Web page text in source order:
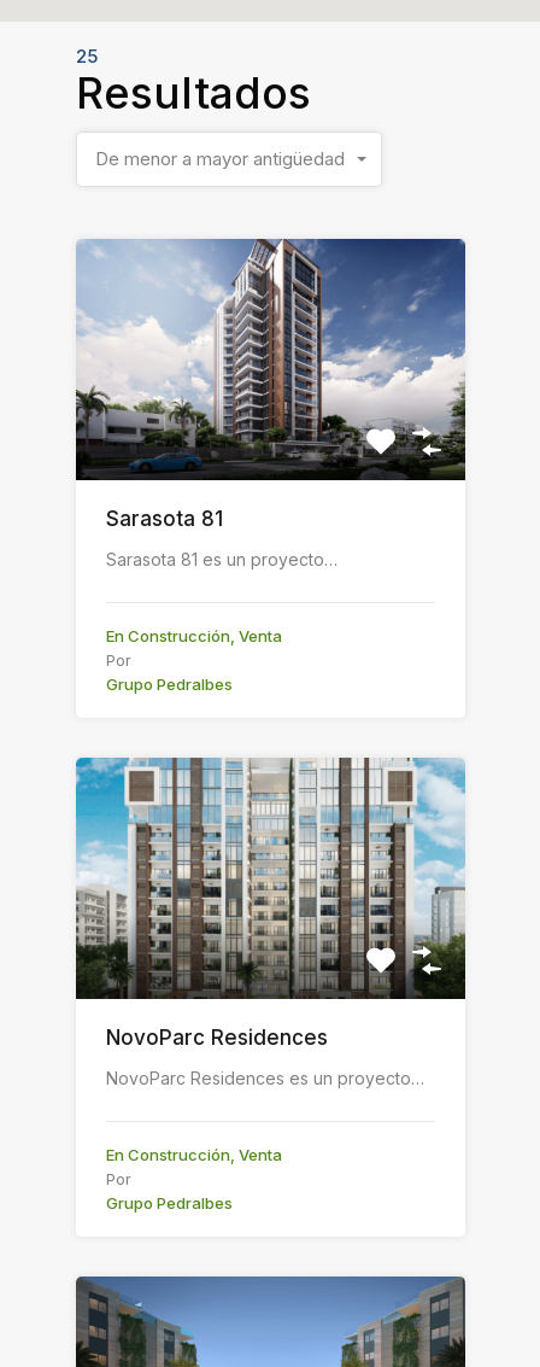
25
Resultados
De menor a mayor antigüedad
Sarasota 81
Sarasota 81 es un proyecto…
En Construcción, Venta
Por
Grupo Pedralbes
NovoParc Residences
NovoParc Residences es un proyecto…
En Construcción, Venta
Por
Grupo Pedralbes